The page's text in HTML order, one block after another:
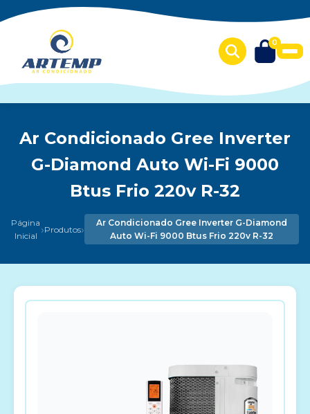
0
Ar Condicionado Gree Inverter
G-Diamond Auto Wi-Fi 9000
Btus Frio 220v R-32
Página
Inicial ›Produtos›
Ar Condicionado Gree Inverter G-Diamond
Auto Wi-Fi 9000 Btus Frio 220v R-32